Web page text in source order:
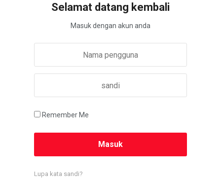
Selamat datang kembali
Masuk dengan akun anda
Remember Me
Lupa kata sandi?